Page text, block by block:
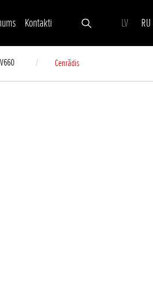
Kontakti LV RU
Cenrādis